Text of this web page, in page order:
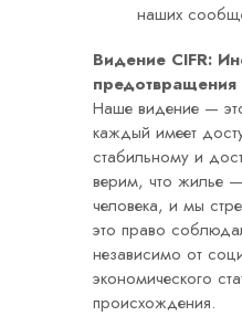
наших
Видение CIFR:
предотвращения
Наше видение —
каждый имеет
стабильному и
верим, что жилье
человека, и мы
это право
независимо от
экономического
происхождения.